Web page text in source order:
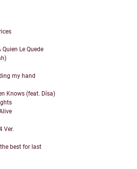
Quien Le Quede
my hand
Knows (feat. Dísa)
Ver.
best for last